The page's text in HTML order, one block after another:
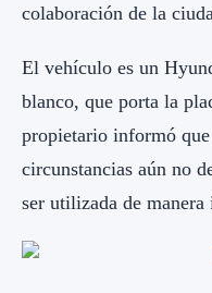
colaboración de la
El vehículo es un
blanco, que porta la
propietario informó
circunstancias aún no
ser utilizada de manera